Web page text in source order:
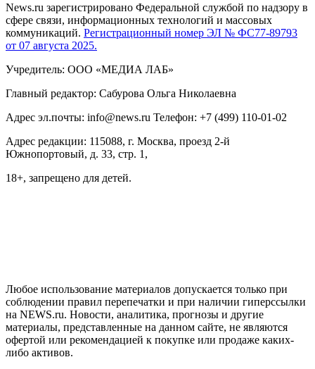
News.ru зарегистрировано Федеральной службой по надзору в
сфере связи, информационных технологий и массовых
коммуникаций. Регистрационный номер ЭЛ № ФС77-89793
от 07 августа 2025.
Учредитель: ООО «МЕДИА ЛАБ»
Главный редактор: Сабурова Ольга Николаевна
Адрес эл.почты: info@news.ru Телефон: +7 (499) 110-01-02
Адрес редакции: 115088, г. Москва, проезд 2-й
Южнопортовый, д. 33, стр. 1,
18+, запрещено для детей.
Любое использование материалов допускается только при
соблюдении правил перепечатки и при наличии гиперссылки
на NEWS.ru. Новости, аналитика, прогнозы и другие
материалы, представленные на данном сайте, не являются
офертой или рекомендацией к покупке или продаже каких-
либо активов.